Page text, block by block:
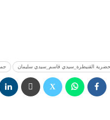
الحضرية القنيطرة_سيدي قاسم_سيدي سليمان